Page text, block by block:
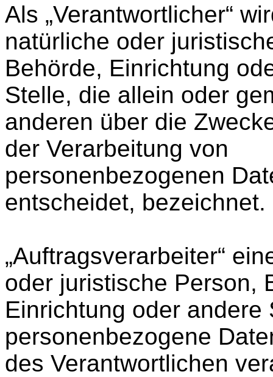
Als „Verantwortlicher“
natürliche oder
Behörde, Einrichtung
Stelle, die allein oder
anderen über die
der Verarbeitung von
personenbezogenen
entscheidet, bezeichnet.
„Auftragsverarbeiter“
oder juristische Person,
Einrichtung oder andere
personenbezogene
des Verantwortlichen